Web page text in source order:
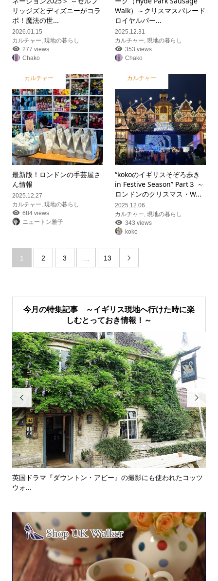
リッジズとディズニーがコラ
ボ！魔法の世...
2026.01.15
カルチャー 現地の暮らし
277 views
Chako
Walk）～クリスマスパレード
ロイヤルパー...
2025.12.31
カルチャー ,現地の暮らし
353 views
Chako
カルチャー
最新版！ロンドンの手芸屋さ
ん情報
2025.12.27
カルチャー, 現地の暮らし
684 views
ニュートン雅子
カルチャー
“kokoのイギリスそぞろ歩き
in Festive Season” Part３ ～
ロンドンのクリスマス・W...
2025.12.06
カルチャー,現地の暮らし
343 views
koko
1 2 3 … 13 
今月の特集記事 ～イギリス現地へ行けた時に楽
しむとっておき情報！～

英国ドラマ『ダウントン・アビー』の撮影にも使われたコッツ
ウォ...
